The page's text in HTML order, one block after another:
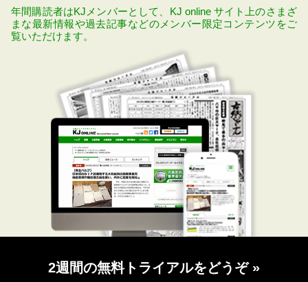
年間購読者はKJメンバーとして、KJ online サイト上のさまざ
まな最新情報や過去記事などのメンバー限定コンテンツをご
覧いただけます。
2週間の無料トライアルをどうぞ »